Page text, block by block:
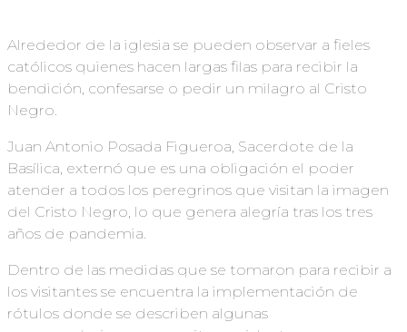
Alrededor de la iglesia se pueden observar a fieles
católicos quienes hacen largas filas para recibir la
bendición, confesarse o pedir un milagro al Cristo
Negro.
Juan Antonio Posada Figueroa, Sacerdote de la
Basílica, externó que es una obligación el poder
atender a todos los peregrinos que visitan la imagen
del Cristo Negro, lo que genera alegría tras los tres
años de pandemia.
Dentro de las medidas que se tomaron para recibir a
los visitantes se encuentra la implementación de
rótulos donde se describen algunas